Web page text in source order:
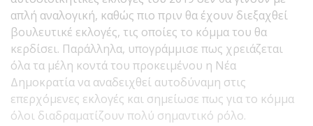
απλή αναλογική, καθώς πιο πριν θα έχουν διεξαχθεί
βουλευτικέ εκλογές, τις οποίες το κόμμα του θα
κερδίσει. Παράλληλα, υπογράμμισε πως χρειάζεται
όλα τα μέλη κοντά του προκειμένου η Νέα
Δημοκρατία να αναδειχθεί αυτοδύναμη στις
επερχόμενες εκλογές και σημείωσε πως για το κόμμα
όλοι διαδραματίζουν πολύ σημαντικό ρόλο.